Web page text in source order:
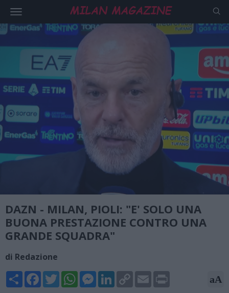
DAZN - MILAN, PIOLI: "E' SOLO UNA
BUONA PRESTAZIONE CONTRO UNA
GRANDE SQUADRA"
di Redazione
Share FacebookTwitterWhatsAppMessengerLinkedInCopy
Link
Email aA